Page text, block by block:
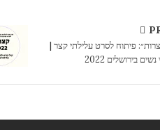
פיתוח לסרט עלילתי קצר |
בירושלים 2022